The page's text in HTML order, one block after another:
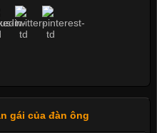
gái của đàn ông